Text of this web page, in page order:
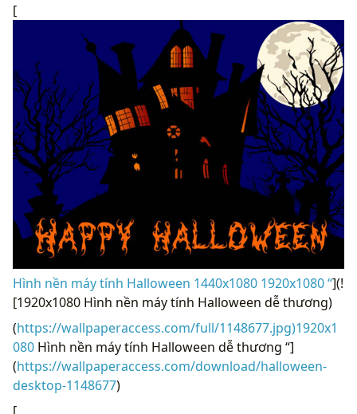
[
Hình nền máy tính Halloween 1440x1080 1920x1080 “](!
[1920x1080 Hình nền máy tính Halloween dễ thương)
(https://wallpaperaccess.com/full/1148677.jpg)1920x1
080 Hình nền máy tính Halloween dễ thương “]
(https://wallpaperaccess.com/download/halloween-
desktop-1148677)
[